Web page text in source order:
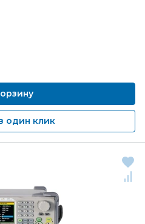
один клик